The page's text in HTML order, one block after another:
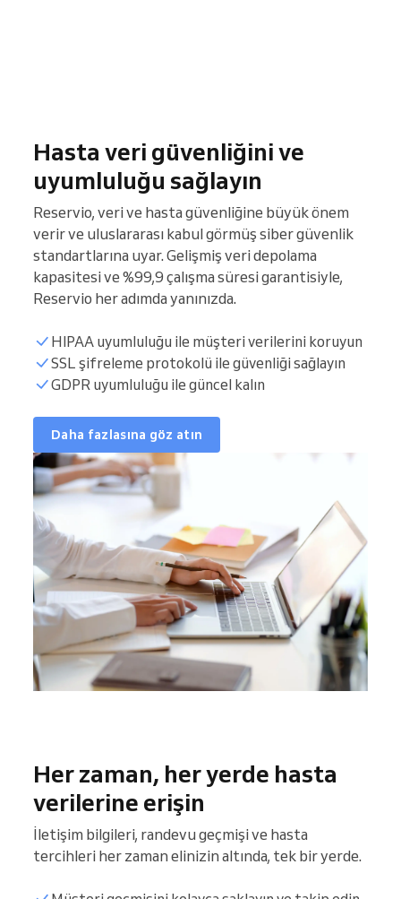
Hasta veri güvenliğini ve
uyumluluğu sağlayın
Reservio, veri ve hasta güvenliğine büyük önem
verir ve uluslararası kabul görmüş siber güvenlik
standartlarına uyar. Gelişmiş veri depolama
kapasitesi ve %99,9 çalışma süresi garantisiyle,
Reservio her adımda yanınızda.
HIPAA uyumluluğu ile müşteri verilerini koruyun
SSL şifreleme protokolü ile güvenliği sağlayın
GDPR uyumluluğu ile güncel kalın
Daha fazlasına göz atın
Her zaman, her yerde hasta
verilerine erişin
İletişim bilgileri, randevu geçmişi ve hasta
tercihleri her zaman elinizin altında, tek bir yerde.